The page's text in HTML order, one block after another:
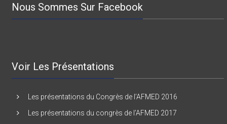
Nous Sommes Sur Facebook
Voir Les Présentations
Les présentations du Congrès de l’AFMED 2016
Les présentations du congrès de l’AFMED 2017